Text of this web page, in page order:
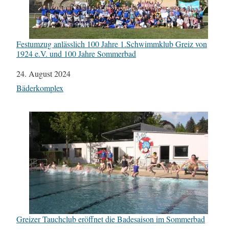
Festumzug anlässlich 100 Jahre 1.Schwimmklub Greiz von
1924 e.V. und 100 Jahre Sommerbad
Datum
24. August 2024
In Bezug auf
Bäderkomplex
Greizer Tauchclub eröffnet die Badesaison im Sommerbad